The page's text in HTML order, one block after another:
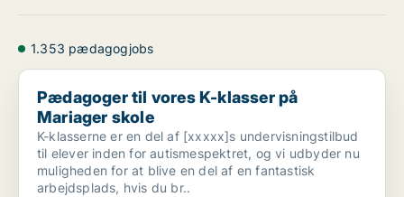
1.353 pædagogjobs
Pædagoger til vores K-klasser på Mariager skole
Pædagoger til vores K-klasser på
Mariager skole
K-klasserne er en del af [xxxxx]s undervisningstilbud
til elever inden for autismespektret, og vi udbyder nu
muligheden for at blive en del af en fantastisk
arbejdsplads, hvis du br..